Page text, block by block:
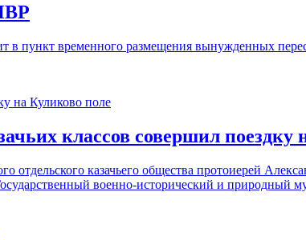
в пункт временного размещения вынужденных
классов совершил поездку
отдельского казачьего общества протоиерей
военно-исторический и природный